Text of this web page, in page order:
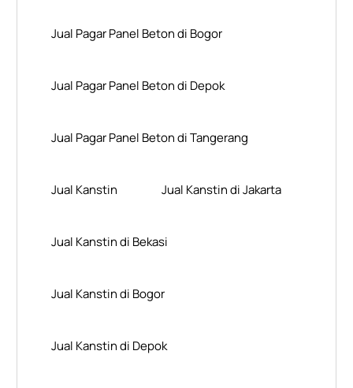
Jual Pagar Panel Beton di Bogor
Jual Pagar Panel Beton di Depok
Jual Pagar Panel Beton di Tangerang
Jual Kanstin Jual Kanstin di Jakarta
Jual Kanstin di Bekasi
Jual Kanstin di Bogor
Jual Kanstin di Depok